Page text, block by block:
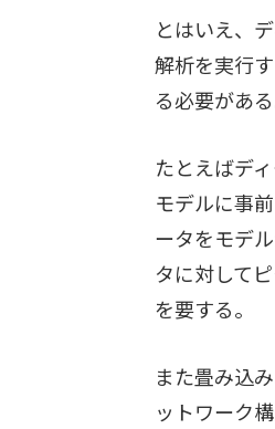
とはいえ、
解析を実行
る必要がある
たとえばデ
モデルに事
ータをモデ
タに対して
を要する。
また畳み込
ットワーク